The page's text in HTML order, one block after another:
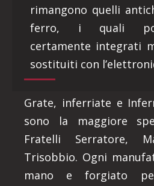
rimangono quelli
ferro, i quali
certamente integrati
sostituiti con
Grate, inferriate e
sono la maggiore
Fratelli Serratore,
Trisobbio. Ogni
mano e forgiato